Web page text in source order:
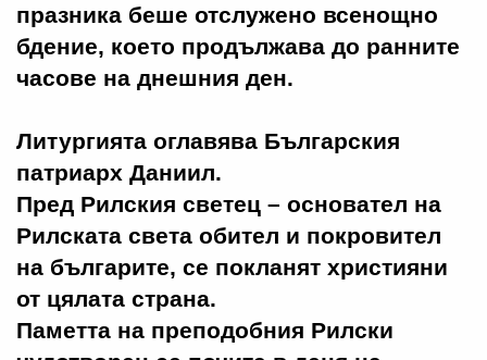
празника беше отслужено всенощно
бдение, което продължава до ранните
часове на днешния ден.
Литургията оглавява Българския
патриарх Даниил.
Пред Рилския светец – основател на
Рилската света обител и покровител
на българите, се покланят християни
от цялата страна.
Паметта на преподобния Рилски